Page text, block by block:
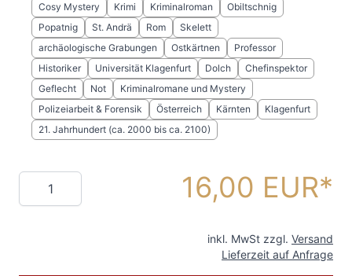
Cosy Mystery
Krimi Kriminalroman
Obiltschnig
Popatnig
St. Andrä Rom
Skelett
archäologische Grabungen
Ostkärtnen
Professor
Historiker
Universität Klagenfurt Dolch
Chefinspektor
Geflecht
Not
Kriminalromane und Mystery
Polizeiarbeit & Forensik
Österreich Kärnten
Klagenfurt
21. Jahrhundert (ca. 2000 bis ca. 2100)
Menge 16,00 EUR
inkl. MwSt zzgl. Versand
Lieferzeit auf Anfrage